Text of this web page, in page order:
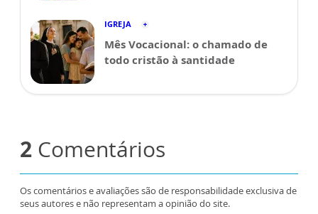
IGREJA
Mês Vocacional: o chamado de
todo cristão à santidade
2 Comentários
Os comentários e avaliações são de responsabilidade exclusiva de
seus autores e não representam a opinião do site.